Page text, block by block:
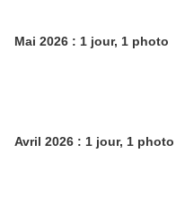
Mai 2026 : 1 jour, 1 photo
Avril 2026 : 1 jour, 1 photo